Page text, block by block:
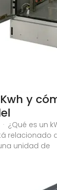
y
¿Qué es un
relacionado
unidad de